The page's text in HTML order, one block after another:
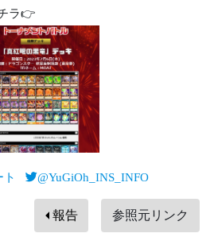
ラ👉
ト @YuGiOh_INS_INFO
報告 参照元リンク